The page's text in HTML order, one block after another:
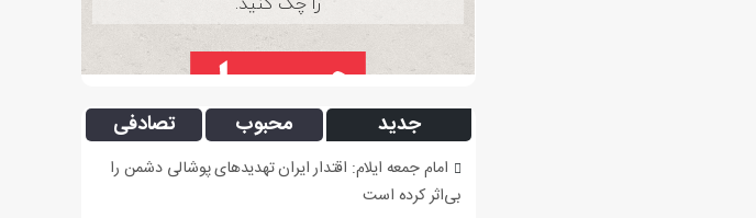
جدید محبوب تصادفی
امام جمعه ایلام: اقتدار ایران تهدیدهای پوشالی دشمن را
بی‌اثر کرده است